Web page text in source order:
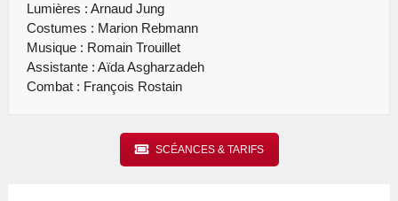
Lumières : Arnaud Jung
Costumes : Marion Rebmann
Musique : Romain Trouillet
Assistante : Aïda Asgharzadeh
Combat : François Rostain
SCÉANCES & TARIFS